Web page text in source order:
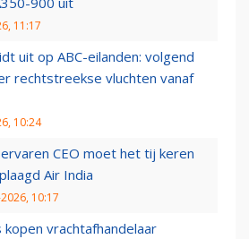
11:17
uit op ABC-eilanden: volgend
rechtstreekse vluchten vanaf
10:24
CEO moet het tij keren
Air India
10:17
kopen vrachtafhandelaar